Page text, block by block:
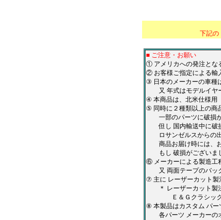
下記の
■ ご注意・お願い
① アメリカへの発注とな
② お客様ご指定による輸
③ 日本のメーカーの車種
又 年式はモデルイヤー
④ 本商品は、北米仕様用
⑤ 同時に２種類以上の商
一部のパーツに破損が
但し 国内輸送中に破損
ロサンゼルスからの出
商品お届け時には、お
もし 破損がございまし
⑥ メーカーによる製造工
又 両面テープのバッ
⑦ 主に レーザーカット製
＊ レーザーカット製法
Ｅ＆Ｇクラシックス・
⑧ 本製品はカスタム パー
各パーツ メーカーのオ